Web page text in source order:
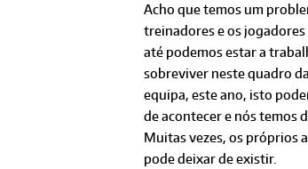
Acho que temos um
treinadores e os
até podemos estar a
sobreviver neste quadro
equipa, este ano, isto
de acontecer e nós temos
Muitas vezes, os próprios
pode deixar de existir.